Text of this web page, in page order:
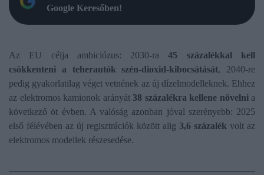
Google Keresőben!
Az EU célja ambiciózus: 2030-ra45 százalékkal kell
csökkenteni a teherautók szén-dioxid-kibocsátását, 2040-re
pedig gyakorlatilag véget vetnének az új dízelmodelleknek. Ehhez
az elektromos kamionok arányát 38 százalékra kellene növelni a
következő öt évben. A valóság azonban jóval szerényebb: 2025
első félévében az új regisztrációk között alig 3,6 százalék volt az
elektromos modellek részesedése.